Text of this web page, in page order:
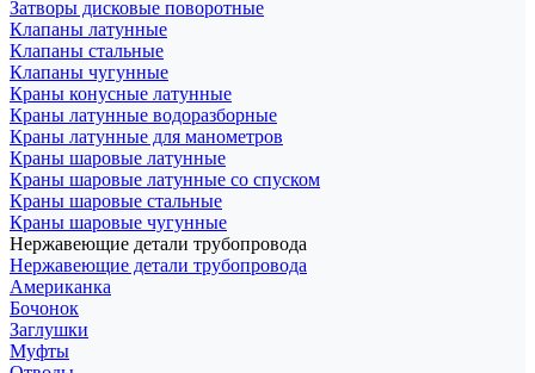
Затворы дисковые поворотные
Клапаны латунные
Клапаны стальные
Клапаны чугунные
Краны конусные латунные
Краны латунные водоразборные
Краны латунные для манометров
Краны шаровые латунные
Краны шаровые латунные со спуском
Краны шаровые стальные
Краны шаровые чугунные
Нержавеющие детали трубопровода
Нержавеющие детали трубопровода
Американка
Бочонок
Заглушки
Муфты